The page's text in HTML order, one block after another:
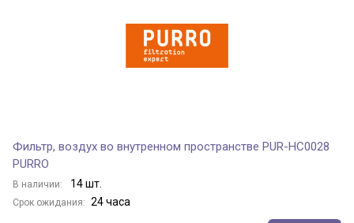
Фильтр, воздух во внутренном пространстве PUR-HC0028
PURRO
В наличии: 14 шт.
Срок ожидания: 24 часа